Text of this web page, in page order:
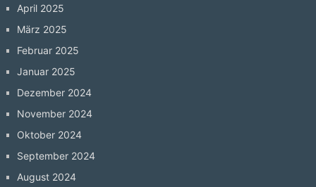
April 2025
März 2025
Februar 2025
Januar 2025
Dezember 2024
November 2024
Oktober 2024
September 2024
August 2024